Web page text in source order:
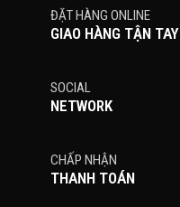
ĐẶT HÀNG ONLINE
GIAO HÀNG TẬN TAY
SOCIAL
NETWORK
CHẤP NHẬN
THANH TOÁN